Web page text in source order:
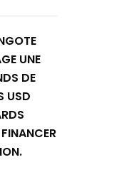
UNE
DE
USD